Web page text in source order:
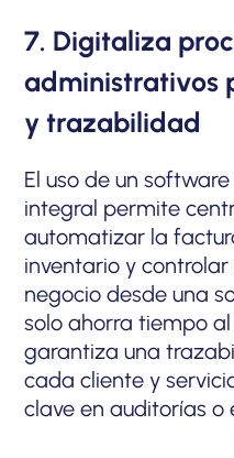
7. Digitaliza
administrativos
y trazabilidad
El uso de un
integral permite
automatizar la
inventario y
negocio desde una
solo ahorra tiempo
garantiza una
cada cliente y
clave en auditorías o